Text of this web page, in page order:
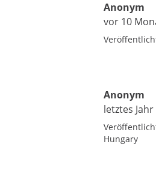
Anonym
vor 10
Anonym
letztes Jahr
Hungary